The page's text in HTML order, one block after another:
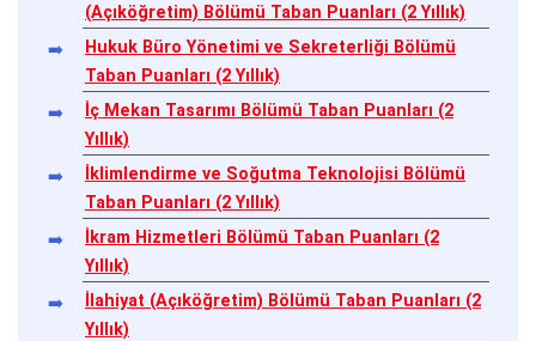
(Açıköğretim) Bölümü Taban Puanları (2 Yıllık)
Hukuk Büro Yönetimi ve Sekreterliği Bölümü
Taban Puanları (2 Yıllık)
İç Mekan Tasarımı Bölümü Taban Puanları (2
Yıllık)
İklimlendirme ve Soğutma Teknolojisi Bölümü
Taban Puanları (2 Yıllık)
İkram Hizmetleri Bölümü Taban Puanları (2
Yıllık)
İlahiyat (Açıköğretim) Bölümü Taban Puanları (2
Yıllık)